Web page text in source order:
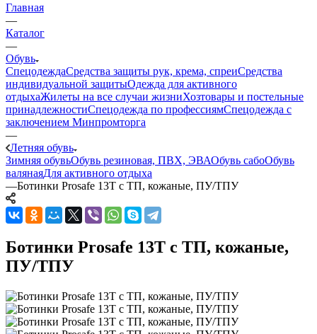
Главная
—
Каталог
—
Обувь
СпецодеждаСредства защиты рук, крема, спреиСредства
индивидуальной защитыОдежда для активного
отдыхаЖилеты на все случаи жизниХозтовары и постельные
принадлежностиСпецодежда по профессиямСпецодежда с
заключением Минпромторга
—
Летняя обувь
Зимняя обувьОбувь резиновая, ПВХ, ЭВАОбувь сабоОбувь
валянаяДля активного отдыха
—Ботинки Prosafe 13Т с ТП, кожаные, ПУ/ТПУ
Ботинки Prosafe 13Т с ТП, кожаные,
ПУ/ТПУ